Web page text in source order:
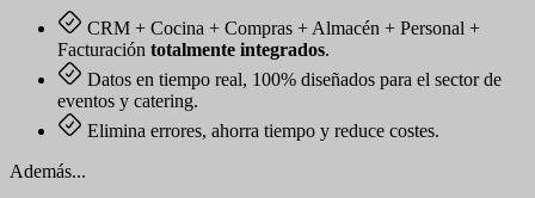
CRM + Cocina + Compras + Almacén + Personal +
Facturación totalmente integrados.
Datos en tiempo real, 100% diseñados para el sector de
eventos y catering.
Elimina errores, ahorra tiempo y reduce costes.
Además...